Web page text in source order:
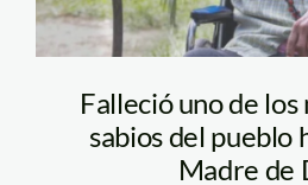
Falleció uno de los
sabios del pueblo
Madre de